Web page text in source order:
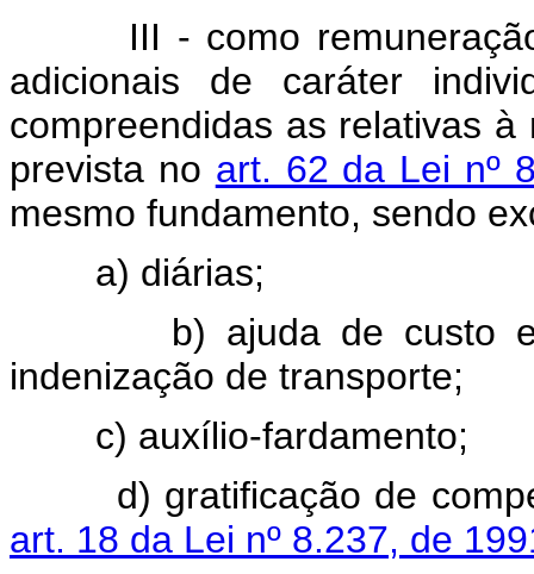
III - como
adicionais de caráter
compreendidas as relativas
prevista no art. 62 da Lei nº
mesmo fundamento, sendo
a) diárias;
b) ajuda de custo
indenização de transporte;
c) auxílio-fardamento;
d) gratificação de
art. 18 da Lei nº 8.237, de